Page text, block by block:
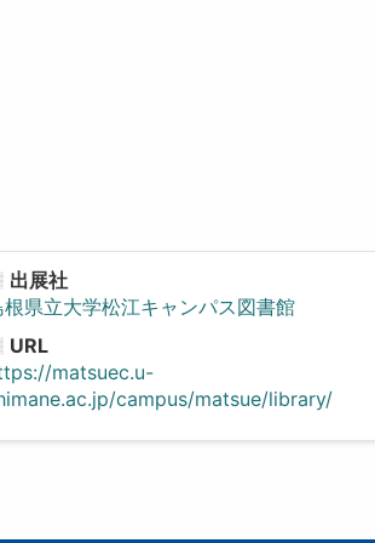
出展社
根県立大学松江キャンパス図書館
URL
matsuec.u-
campus/matsue/library/